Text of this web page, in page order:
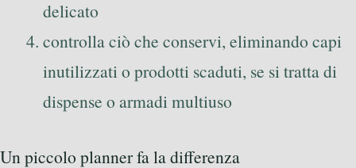
delicato
controlla ciò che conservi, eliminando capi
inutilizzati o prodotti scaduti, se si tratta di
dispense o armadi multiuso
Un piccolo planner fa la differenza